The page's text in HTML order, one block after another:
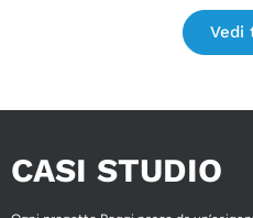
Vedi
CASI STUDIO